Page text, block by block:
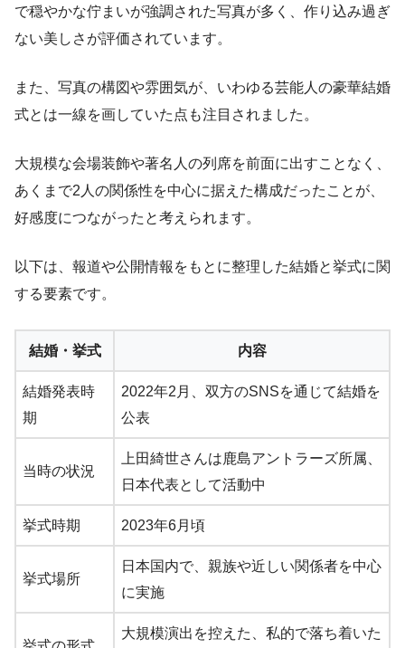
で穏やかな佇まいが強調された写真が多く、作り込み過ぎ
ない美しさが評価されています。
また、写真の構図や雰囲気が、いわゆる芸能人の豪華結婚
式とは一線を画していた点も注目されました。
大規模な会場装飾や著名人の列席を前面に出すことなく、
あくまで2人の関係性を中心に据えた構成だったことが、
好感度につながったと考えられます。
以下は、報道や公開情報をもとに整理した結婚と挙式に関
する要素です。
結婚・挙式 内容
結婚発表時
期
2022年2月、双方のSNSを通じて結婚を
公表
当時の状況
上田綺世さんは鹿島アントラーズ所属、
日本代表として活動中
挙式時期 2023年6月頃
挙式場所
日本国内で、親族や近しい関係者を中心
に実施
大規模演出を控えた、私的で落ち着いた